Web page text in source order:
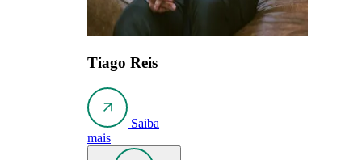
Tiago Reis
Saiba
mais